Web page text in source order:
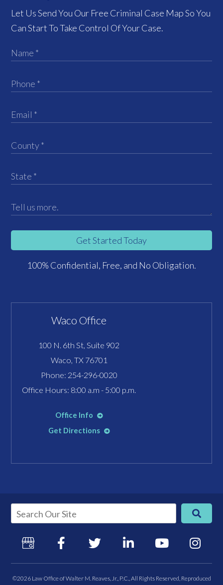
Let Us Send You Our Free Criminal Case Map So You
Can Start To Take Control Of Your Case.
Get Started Today
100% Confidential, Free, and No Obligation.
Waco Office
100 N. 6th St, Suite 902
Waco, TX 76701
Phone: 254-296-0020
Office Hours: 8:00 a.m - 5:00 p.m.
Office Info
Get Directions
©2026 Law Office of Walter M. Reaves, Jr., P.C., All Rights Reserved, Reproduced